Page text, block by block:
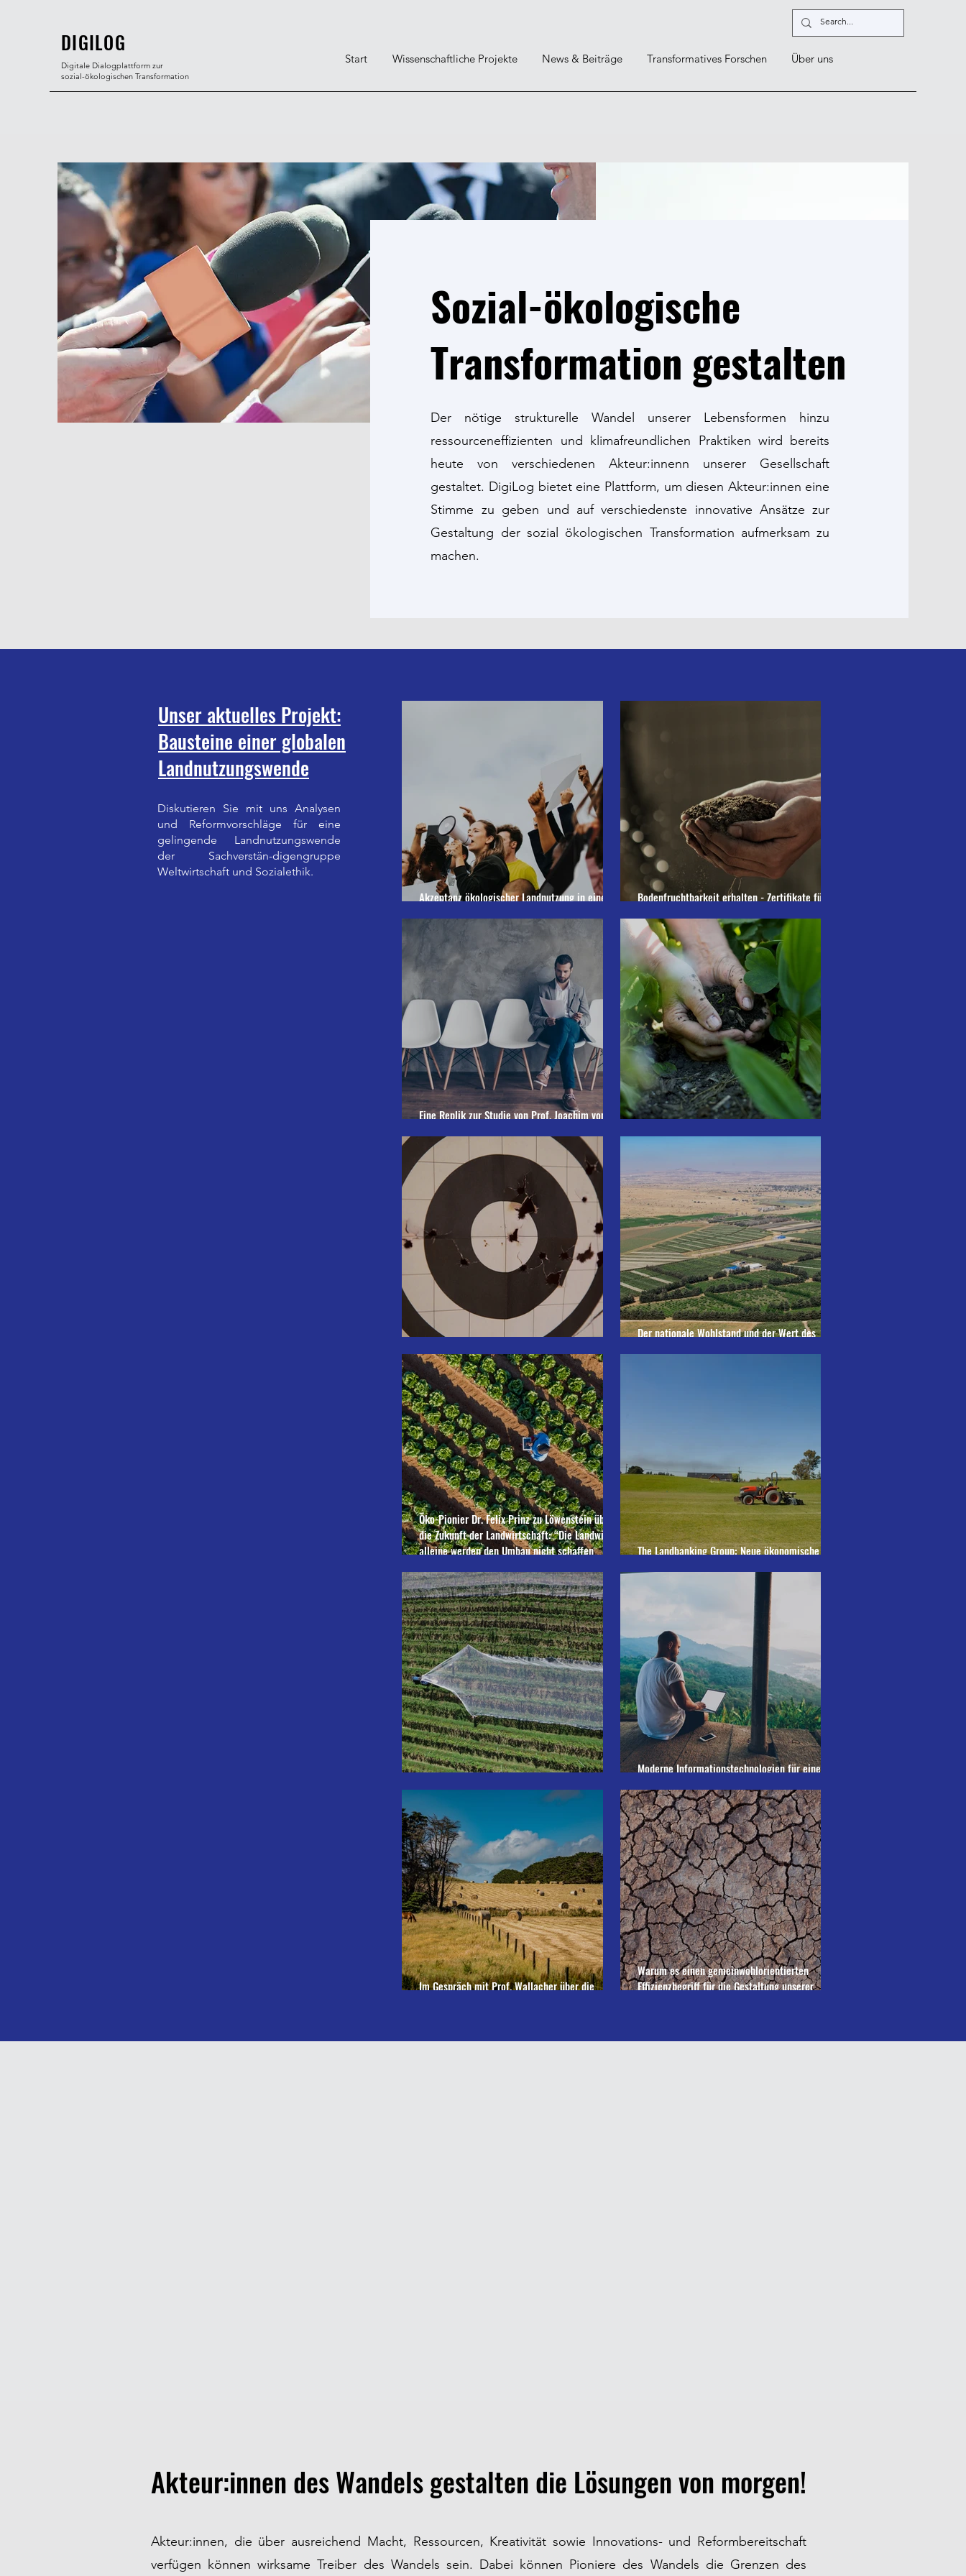
DIGILOG
Digitale Dialogplattform zur
sozial-ökologischen Transformation
Start Wissenschaftliche Projekte News & Beiträge Transformatives Forschen Über uns
Sozial-ökologische
Transformation gestalten
Der nötige strukturelle Wandel unserer Lebensformen hinzu
ressourceneffizienten und klimafreundlichen Praktiken wird bereits
heute von verschiedenen Akteur:innenn unserer Gesellschaft
gestaltet. DigiLog bietet eine Plattform, um diesen Akteur:innen eine
Stimme zu geben und auf verschiedenste innovative Ansätze zur
Gestaltung der sozial ökologischen Transformation aufmerksam zu
machen.
Akzeptanz ökologischer Landnutzung in einer
Bodenfruchtbarkeit erhalten - Zertifikate für
Eine Replik zur Studie von Prof. Joachim von
Der nationale Wohlstand und der Wert des
Öko-Pionier Dr. Felix Prinz zu Löwenstein über
die Zukunft der Landwirtschaft: “Die Landwirte
alleine werden den Umbau nicht schaffen
The Landbanking Group: Neue ökonomische
Moderne Informationstechnologien für eine
Im Gespräch mit Prof. Wallacher über die
Warum es einen gemeinwohlorientierten
Effizienzbegriff für die Gestaltung unserer
Unser aktuelles Projekt:
Bausteine einer globalen
Landnutzungswende
Diskutieren Sie mit uns Analysen
und Reformvorschläge für eine
gelingende Landnutzungswende
der Sachverstän-digengruppe
Weltwirtschaft und Sozialethik.
Akteur:innen des Wandels gestalten die Lösungen von morgen!
Akteur:innen, die über ausreichend Macht, Ressourcen, Kreativität sowie Innovations- und Reformbereitschaft
verfügen können wirksame Treiber des Wandels sein. Dabei können Pioniere des Wandels die Grenzen des